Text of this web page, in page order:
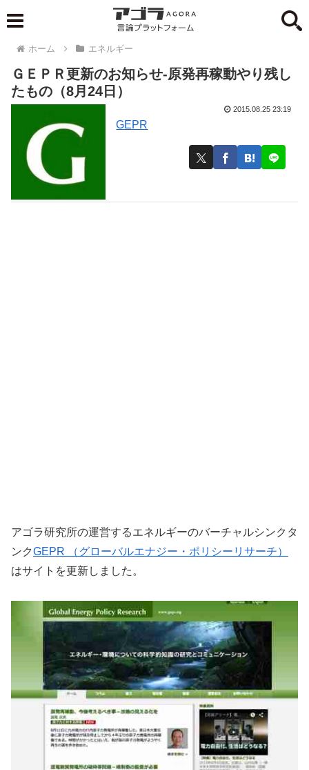
ホーム エネルギー
ＧＥＰＲ更新のお知らせ-原発再稼動やり残し
たもの（8月24日）
GEPR
2015.08.25 23:19
アゴラ研究所の運営するエネルギーのバーチャルシンクタ
ンクGEPR （グローバルエナジー・ポリシーリサーチ）
はサイトを更新しました。